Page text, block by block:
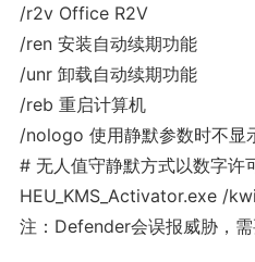
/r2v Office R2V
/ren 安装自动续期功能
/unr 卸载自动续期功能
/reb 重启计算机
/nologo 使用静默参数时不显
# 无人值守静默方式以数字许
HEU_KMS_Activator.exe /
注：Defender会误报威胁，